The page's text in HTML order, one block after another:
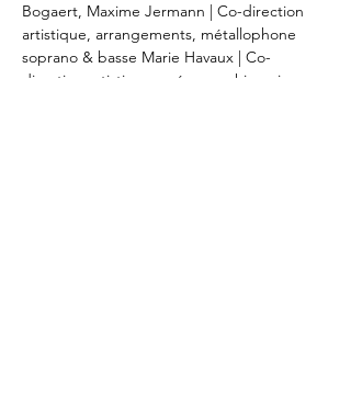
Bogaert, Maxime Jermann | Co-direction
artistique, arrangements, métallophone
soprano & basse Marie Havaux | Co-
direction artistique, scénographie, mise en